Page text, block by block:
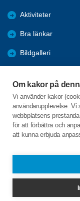
Om kakor på
Vi använder kakor
användarupplevelse. Vi
webbplatsens
för att förbättra och
att kunna erbjuda
Aktiviteter
Bra länkar
Bildgalleri
Installera SPF-
KPR
C/o:Lars Idstam